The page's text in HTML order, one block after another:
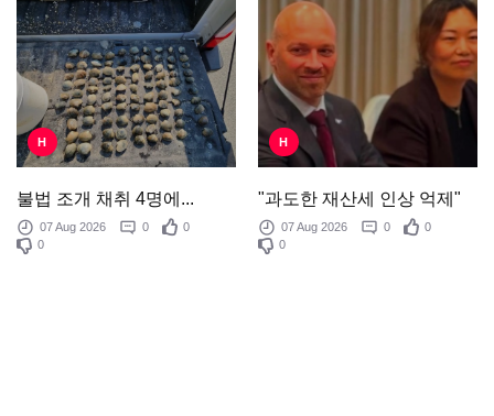
H
불법 조개 채취 4명에...
07 Aug 2026 0
0
0
H
"과도한 재산세 인상 억제"
07 Aug 2026 0
0
0